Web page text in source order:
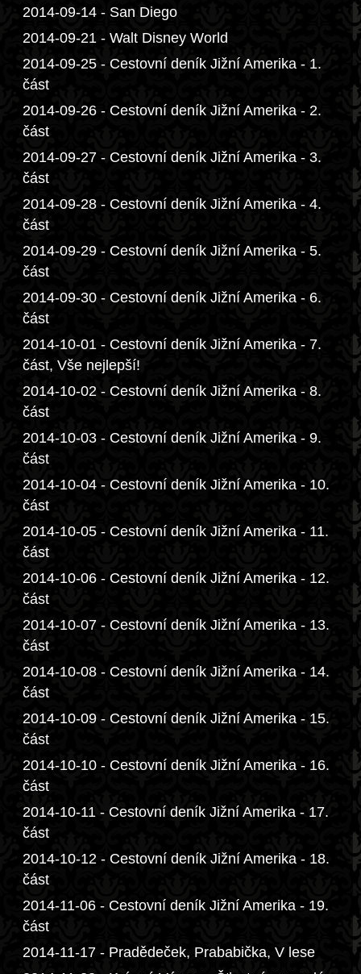
2014-09-14 - San Diego
2014-09-21 - Walt Disney World
2014-09-25 - Cestovní deník Jižní Amerika - 1.
část
2014-09-26 - Cestovní deník Jižní Amerika - 2.
část
2014-09-27 - Cestovní deník Jižní Amerika - 3.
část
2014-09-28 - Cestovní deník Jižní Amerika - 4.
část
2014-09-29 - Cestovní deník Jižní Amerika - 5.
část
2014-09-30 - Cestovní deník Jižní Amerika - 6.
část
2014-10-01 - Cestovní deník Jižní Amerika - 7.
část, Vše nejlepší!
2014-10-02 - Cestovní deník Jižní Amerika - 8.
část
2014-10-03 - Cestovní deník Jižní Amerika - 9.
část
2014-10-04 - Cestovní deník Jižní Amerika - 10.
část
2014-10-05 - Cestovní deník Jižní Amerika - 11.
část
2014-10-06 - Cestovní deník Jižní Amerika - 12.
část
2014-10-07 - Cestovní deník Jižní Amerika - 13.
část
2014-10-08 - Cestovní deník Jižní Amerika - 14.
část
2014-10-09 - Cestovní deník Jižní Amerika - 15.
část
2014-10-10 - Cestovní deník Jižní Amerika - 16.
část
2014-10-11 - Cestovní deník Jižní Amerika - 17.
část
2014-10-12 - Cestovní deník Jižní Amerika - 18.
část
2014-11-06 - Cestovní deník Jižní Amerika - 19.
část
2014-11-17 - Pradědeček, Prababička, V lese